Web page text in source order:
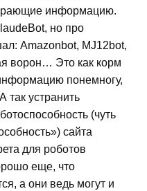
информацию.
но про
Amazonbot, MJ12bot,
ворон… Это как корм
понемногу,
так устранить
(чуть
сайта
для роботов
еще, что
а они ведь могут и